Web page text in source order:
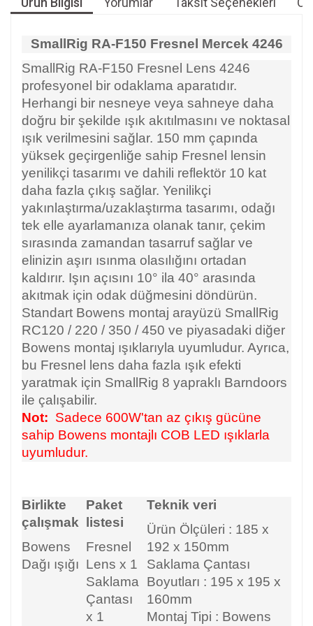
SmallRig RA-F150 Fresnel Mercek 4246
SmallRig RA-F150 Fresnel Lens 4246
profesyonel bir odaklama aparatıdır.
Herhangi bir nesneye veya sahneye daha
doğru bir şekilde ışık akıtılmasını ve noktasal
ışık verilmesini sağlar. 150 mm çapında
yüksek geçirgenliğe sahip Fresnel lensin
yenilikçi tasarımı ve dahili reflektör 10 kat
daha fazla çıkış sağlar. Yenilikçi
yakınlaştırma/uzaklaştırma tasarımı, odağı
tek elle ayarlamanıza olanak tanır, çekim
sırasında zamandan tasarruf sağlar ve
elinizin aşırı ısınma olasılığını ortadan
kaldırır. Işın açısını 10° ila 40° arasında
akıtmak için odak düğmesini döndürün.
Standart Bowens montaj arayüzü SmallRig
RC120 / 220 / 350 / 450 ve piyasadaki diğer
Bowens montaj ışıklarıyla uyumludur. Ayrıca,
bu Fresnel lens daha fazla ışık efekti
yaratmak için SmallRig 8 yapraklı Barndoors
ile çalışabilir.
Not: Sadece 600W'tan az çıkış gücüne
sahip Bowens montajlı COB LED ışıklarla
uyumludur.
Birlikte
çalışmak
Bowens
Dağı ışığı
Paket
listesi
Fresnel
Lens x 1
Saklama
Çantası
x 1
Teknik veri
Ürün Ölçüleri : 185 x
192 x 150mm
Saklama Çantası
Boyutları : 195 x 195 x
160mm
Montaj Tipi : Bowens